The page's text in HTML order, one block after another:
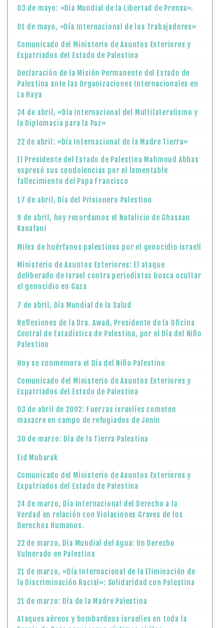
03 de mayo: «Día Mundial de la Libertad de Prensa».
01 de mayo, «Día Internacional de los Trabajadores»
Comunicado del Ministerio de Asuntos Exteriores y
Expatriados del Estado de Palestina
Declaración de la Misión Permanente del Estado de
Palestina ante las Organizaciones Internacionales en
La Haya
24 de abril, «Día Internacional del Multilateralismo y
la Diplomacia para la Paz»
22 de abril: «Día Internacional de la Madre Tierra»
El Presidente del Estado de Palestina Mahmoud Abbas
expresó sus condolencias por el lamentable
fallecimiento del Papa Francisco
17 de abril, Día del Prisionero Palestino
9 de abril, hoy recordamos el Natalicio de Ghassan
Kanafani
Miles de huérfanos palestinos por el genocidio israelí
Ministerio de Asuntos Exteriores: El ataque
deliberado de Israel contra periodistas busca ocultar
el genocidio en Gaza
7 de abril, Día Mundial de la Salud
Reflexiones de la Dra. Awad, Presidente de la Oficina
Central de Estadística de Palestina, por el Día del Niño
Palestino
Hoy se conmemora el Día del Niño Palestino
Comunicado del Ministerio de Asuntos Exteriores y
Expatriados del Estado de Palestina
03 de abril de 2002: Fuerzas israelíes cometen
masacre en campo de refugiados de Jenin
30 de marzo: Día de la Tierra Palestina
Eid Mubarak
Comunicado del Ministerio de Asuntos Exteriores y
Expatriados del Estado de Palestina
24 de marzo, Día Internacional del Derecho a la
Verdad en relación con Violaciones Graves de los
Derechos Humanos.
22 de marzo, Día Mundial del Agua: Un Derecho
Vulnerado en Palestina
21 de marzo, «Día Internacional de la Eliminación de
la Discriminación Racial»: Solidaridad con Palestina
21 de marzo: Día de la Madre Palestina
Ataques aéreos y bombardeos israelíes en toda la